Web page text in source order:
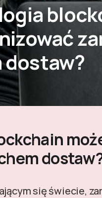
dostaw?
się świecie,